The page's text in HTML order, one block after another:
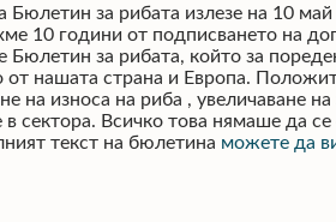
Бюлетин за рибата излезе на 10 май
10 години от подписването на
Бюлетин за рибата, който за
от нашата страна и Европа.
на износа на риба , увеличаване
в сектора. Всичко това нямаше да
текст на бюлетина можете да